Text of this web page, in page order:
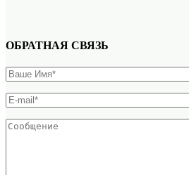
ОБРАТНАЯ СВЯЗЬ